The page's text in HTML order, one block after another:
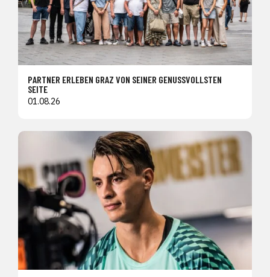
PARTNER ERLEBEN GRAZ VON SEINER GENUSSVOLLSTEN
SEITE
01.08.26